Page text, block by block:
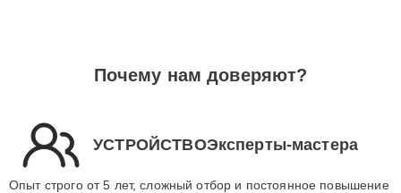
Почему нам доверяют?
УСТРОЙСТВОЭксперты-мастера
Опыт строго от 5 лет, сложный отбор и постоянное повышение